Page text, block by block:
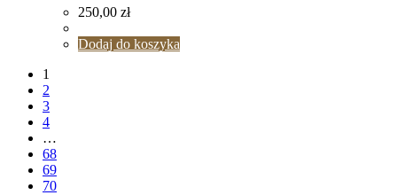
250,00 zł
Dodaj do koszyka
1
2
3
4
…
68
69
70